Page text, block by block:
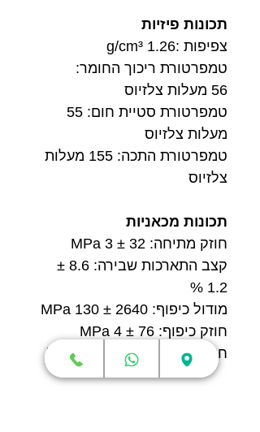
תכונות פיזיות
צפיפות :1.26 g/cm³
טמפרטורת ריכוך החומר:
56 מעלות צלזיוס
טמפרטורת סטיית חום: 55
מעלות צלזיוס
טמפרטורת התכה: 155 מעלות
צלזיוס
תכונות מכאניות
חוזק מתיחה: 32 ± 3 MPa
קצב התארכות שבירה: 8.6 ±
1.2 %
מודול כיפוף: 2640 ± 130 MPa
חוזק כיפוף: 76 ± 4 MPa
חוזק פגיעה: 27.3 ± 2.2 kJ/m²